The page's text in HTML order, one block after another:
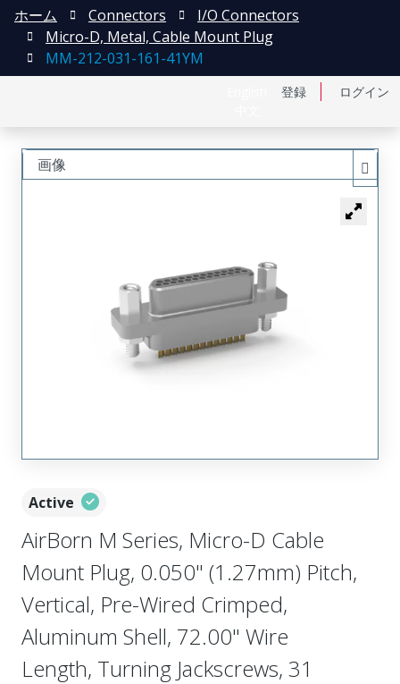
登録 ログイン
ホーム Connectors
I/O Connectors
Micro-D, Metal, Cable Mount Plug
MM-212-031-161-41YM
Active
AirBorn M Series, Micro-D Cable
Mount Plug, 0.050" (1.27mm) Pitch,
Vertical, Pre-Wired Crimped,
Aluminum Shell, 72.00" Wire
Length, Turning Jackscrews, 31
画像